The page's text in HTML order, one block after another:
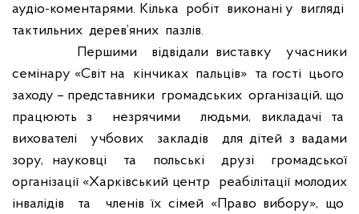
аудіо-коментарями. Кілька робіт виконані у вигляді
тактильних дерев’яних пазлів.
Першими
відвідали виставку
учасники
семінару «Світ на
кінчиках пальців» та гості цього
заходу – представники громадських організацій, що
працюють з
незрячими
людьми, викладачі та
вихователі
учбових закладів
для дітей з вадами
зору, науковці
та польські друзі
громадської
організації «Харківський центр
реабілітації молодих
інвалідів
та
членів їх сімей «Право вибору», що